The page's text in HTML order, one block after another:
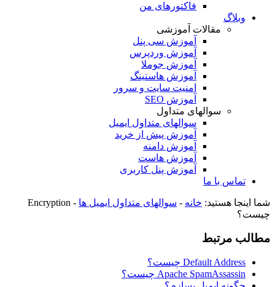
فاکتورهای من
وبلاگ
مقالات آموزشی
آموزش سی پنل
آموزش وردپرس
آموزش جوملا
آموزش هاستینگ
امنیت سایت و سرور
آموزش SEO
سوالهای متداول
سوالهای متداول ایمیل
آموزش پیش از خرید
آموزش دامنه
آموزش هاست
آموزش پنل کاربری
تماس با ما
شما اینجا هستید: خانه - سوالهای متداول ایمیل ها -
Encryption
چیست؟
مطالب مرتبط
Default Address چیست؟
Apache SpamAssassin چیست؟